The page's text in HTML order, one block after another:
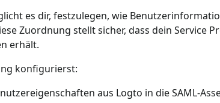
es dir, festzulegen, wie
Zuordnung stellt sicher, dass dein
erhält.
konfigurierst:
aus Logto in die SAML-